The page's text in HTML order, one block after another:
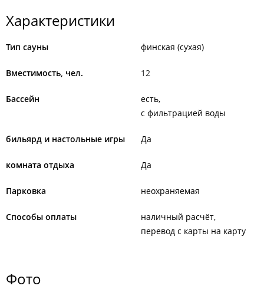
Характеристики
Тип сауны финская (сухая)
Вместимость, чел. 12
Бассейн
есть
с фильтрацией воды
бильярд и настольные игры Да
комната отдыха Да
Парковка неохраняемая
Способы оплаты
наличный расчёт
перевод с карты на карту
Фото